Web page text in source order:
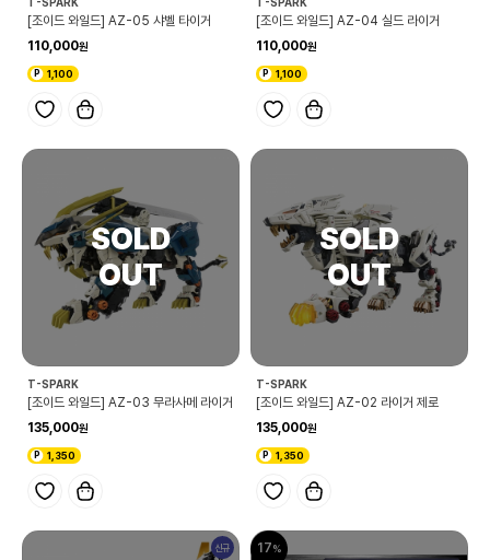
[조이드 와일드] AZ-05 샤벨 타이거
110,000
1,100
[조이드 와일드] AZ-04 실드 라이거
110,000
1,100
T-SPARK
[조이드 와일드] AZ-03 무라사메 라이거
135,000
1,350
T-SPARK
[조이드 와일드] AZ-02 라이거 제로
135,000
1,350
신규 17